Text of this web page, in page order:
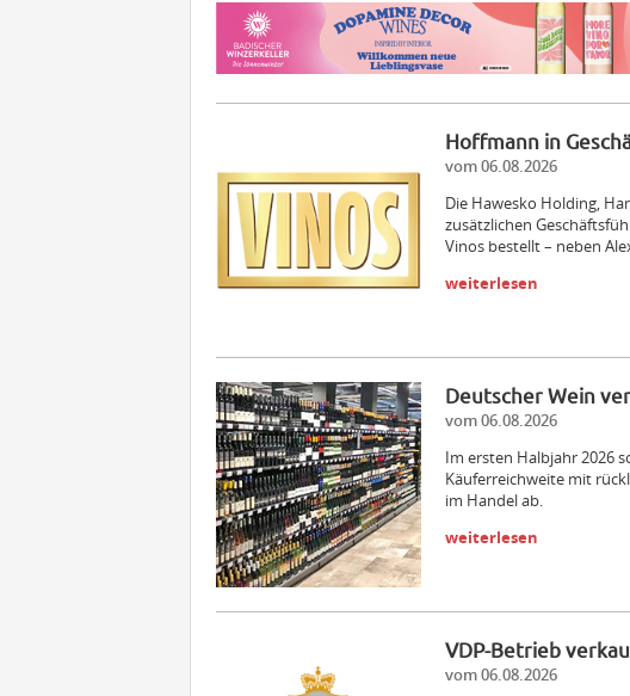
Hoffmann in
vom 06.08.2026
Die Hawesko Holding,
zusätzlichen
Vinos bestellt – neben
weiterlesen
Deutscher Wein
vom 06.08.2026
Im ersten Halbjahr 2026
Käuferreichweite mit
im Handel ab.
weiterlesen
VDP-Betrieb
vom 06.08.2026